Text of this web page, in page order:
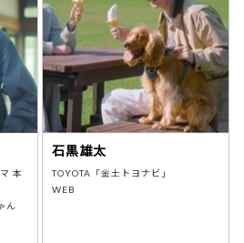
本
ん
石黒雄太
TOYOTA「金土トヨナビ」
WEB